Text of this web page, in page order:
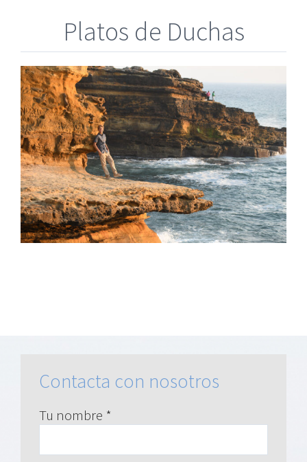
Platos de Duchas
Contacta con nosotros
Tu nombre *